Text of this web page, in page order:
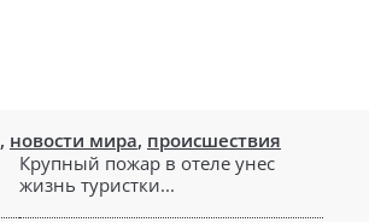
, новости мира, происшествия
Крупный пожар в отеле унес
жизнь туристки...